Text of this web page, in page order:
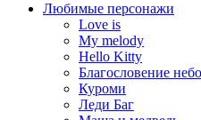
Любимые персонажи
Love is
My melody
Hello Kitty
Благословение
Куроми
Леди Баг